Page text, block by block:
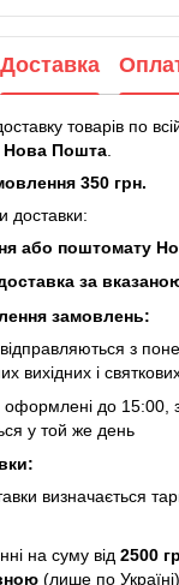
Доставка
товарів по
Нова Пошта
350 грн.
доставки:
або поштомату
за
замовлень:
з
вихідних і
до 15:00,
у той же день
визначається
на суму від 2500
(лише по Україні)